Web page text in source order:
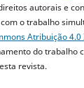
autorais e
o trabalho
Atribuição
do trabalho
revista.